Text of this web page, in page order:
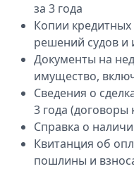
за 3 года
Копии кредитных
решений судов и
Документы на
имущество,
Сведения о
3 года
Справка о
Квитанция об
пошлины и